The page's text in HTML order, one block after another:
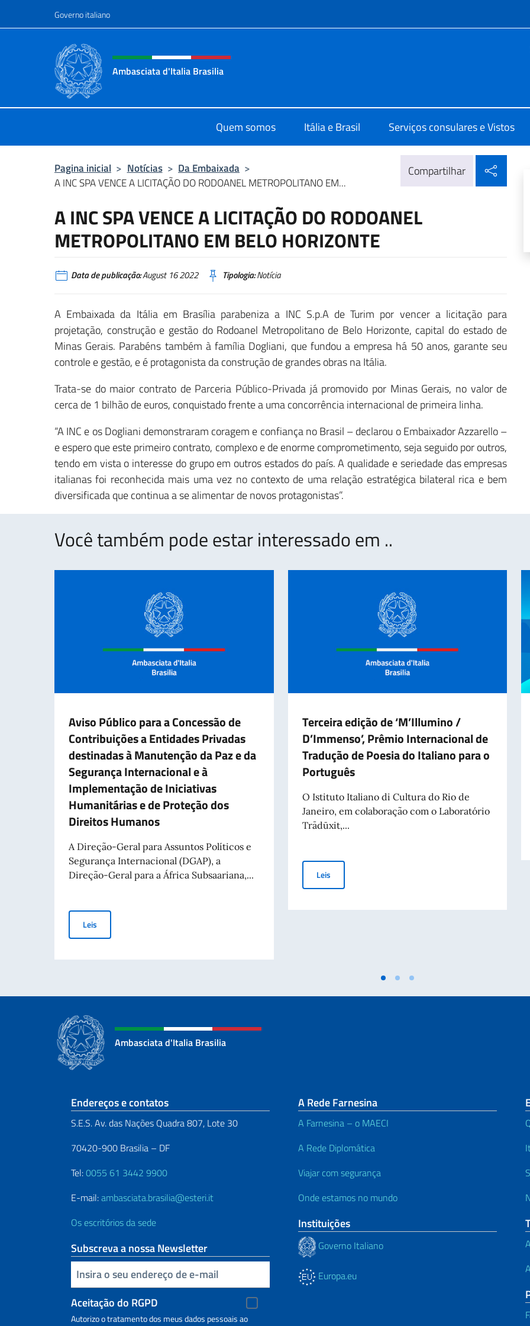
Governo italiano
Site, social e cabeçalho do menu
Ambasciata d'Italia Brasilia
Quem somos Itália e Brasil Serviços consulares e Vistos
Pagina inicial > Notícias > Da Embaixada >
A INC SPA VENCE A LICITAÇÃO DO RODOANEL METROPOLITANO EM...
Compartilhar
A INC SPA VENCE A LICITAÇÃO DO RODOANEL
METROPOLITANO EM BELO HORIZONTE
Data de publicação:August 16 2022 Tipologia:Notícia
A Embaixada da Itália em Brasília parabeniza a INC S.p.A de Turim por vencer a licitação para
projetação, construção e gestão do Rodoanel Metropolitano de Belo Horizonte, capital do estado de
Minas Gerais. Parabéns também à família Dogliani, que fundou a empresa há 50 anos, garante seu
controle e gestão, e é protagonista da construção de grandes obras na Itália.
Trata-se do maior contrato de Parceria Público-Privada já promovido por Minas Gerais, no valor de
cerca de 1 bilhão de euros, conquistado frente a uma concorrência internacional de primeira linha.
“A INC e os Dogliani demonstraram coragem e confiança no Brasil – declarou o Embaixador Azzarello –
e espero que este primeiro contrato, complexo e de enorme comprometimento, seja seguido por outros,
tendo em vista o interesse do grupo em outros estados do país. A qualidade e seriedade das empresas
italianas foi reconhecida mais uma vez no contexto de uma relação estratégica bilateral rica e bem
diversificada que continua a se alimentar de novos protagonistas”.
Você também pode estar interessado em ..
Aviso Público para a Concessão de
Contribuições a Entidades Privadas
destinadas à Manutenção da Paz e da
Segurança Internacional e à
Implementação de Iniciativas
Humanitárias e de Proteção dos
Direitos Humanos
A Direção-Geral para Assuntos Políticos e
Segurança Internacional (DGAP), a
Direção-Geral para a África Subsaariana,...
Leis
Terceira edição de ‘M’Illumino /
D’Immenso’, Prêmio Internacional de
Tradução de Poesia do Italiano para o
Português
O Istituto Italiano di Cultura do Rio de
Janeiro, em colaboração com o Laboratório
Trādūxit,...
LeisTerceira edição de ‘M’Illumino / D’Immenso’, Prêmio
Ambasciata d'Italia Brasilia
Seção de rodapé
Endereços e contatos
S.E.S. Av. das Nações Quadra 807, Lote 30
70420-900 Brasilia – DF
Tel:0055 61 3442 9900
E-mail:ambasciata.brasilia@esteri.it
Os escritórios da sede
Subscreva a nossa Newsletter
Inserisci la tua email
Aceitação do RGPD
Autorizo o tratamento dos meus dados pessoais ao
A Rede Farnesina
A Farnesina – o MAECI
A Rede Diplomática
Viajar com segurança
Onde estamos no mundo
Instituições
Governo Italiano
Europa.eu